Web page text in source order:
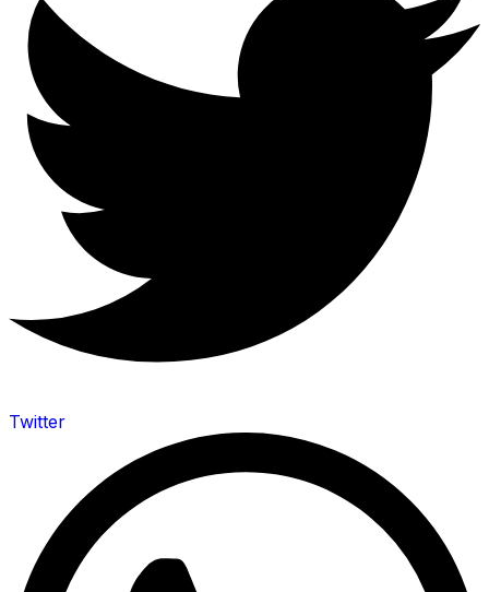
Twitter